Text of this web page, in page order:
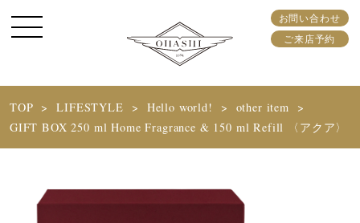
お問い合わせ
ご来店予約
TOP LIFESTYLE Hello world!
other item
GIFT BOX 250 ml Home Fragrance & 150 ml Refill 〈アクア〉